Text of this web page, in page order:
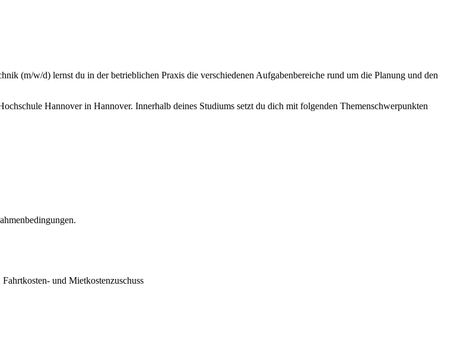
(m/w/d) lernst du in der betrieblichen Praxis die verschiedenen Aufgabenbereiche rund um die Planung und den
Hannover in Hannover. Innerhalb deines Studiums setzt du dich mit folgenden Themenschwerpunkten
und Mietkostenzuschuss